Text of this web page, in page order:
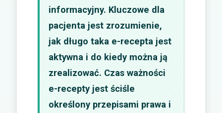
informacyjny. Kluczowe dla
pacjenta jest zrozumienie,
jak długo taka e-recepta jest
aktywna i do kiedy można ją
zrealizować. Czas ważności
e-recepty jest ściśle
określony przepisami prawa i